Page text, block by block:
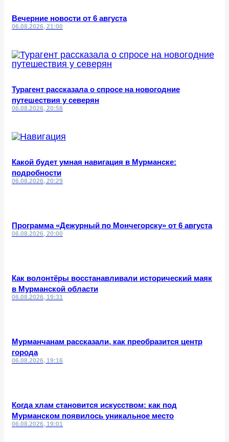
Вечерние новости от 6 августа
06.08.2026, 21:00
Турагент рассказала о спросе на новогодние
путешествия у северян
06.08.2026, 20:58
Какой будет умная навигация в Мурманске:
подробности
06.08.2026, 20:29
Программа «Дежурный по Мончегорску» от 6 августа
06.08.2026, 20:00
Как волонтёры восстанавливали исторический маяк
в Мурманской области
06.08.2026, 19:31
Мурманчанам рассказали, как преобразится центр
города
06.08.2026, 19:16
Когда хлам становится искусством: как под
Мурманском появилось уникальное место
06.08.2026, 19:01